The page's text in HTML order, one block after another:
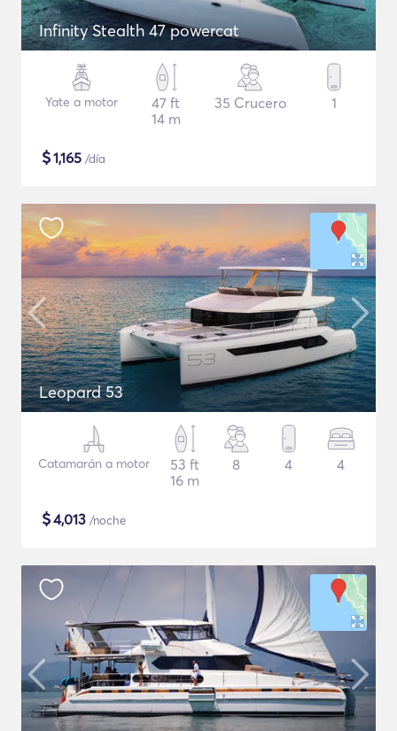
Infinity Stealth 47 powercat
Yate a motor
47 ft
14 m
35 Crucero 1
$1,165 /día
Leopard 53
Catamarán a motor
53 ft
16 m
8 4 4
$4,013 /noche